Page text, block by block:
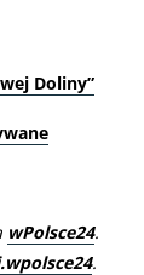
Doliny”
wPolsce24.
.